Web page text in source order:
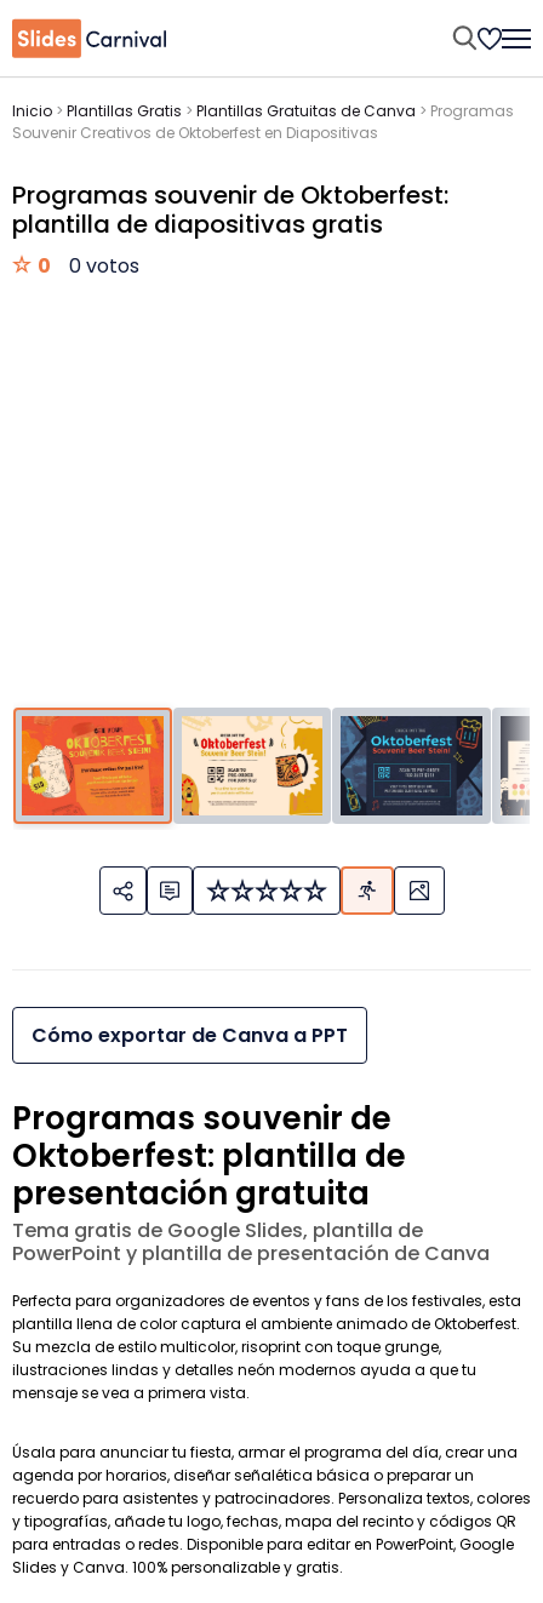
Inicio > Plantillas Gratis > Plantillas Gratuitas de Canva > Programas
Souvenir Creativos de Oktoberfest en Diapositivas
Programas souvenir de Oktoberfest:
plantilla de diapositivas gratis
0 0 votos
Cómo exportar de Canva a PPT
Programas souvenir de
Oktoberfest: plantilla de
presentación gratuita
Tema gratis de Google Slides, plantilla de
PowerPoint y plantilla de presentación de Canva
Perfecta para organizadores de eventos y fans de los festivales, esta
plantilla llena de color captura el ambiente animado de Oktoberfest.
Su mezcla de estilo multicolor, risoprint con toque grunge,
ilustraciones lindas y detalles neón modernos ayuda a que tu
mensaje se vea a primera vista.
Úsala para anunciar tu fiesta, armar el programa del día, crear una
agenda por horarios, diseñar señalética básica o preparar un
recuerdo para asistentes y patrocinadores. Personaliza textos, colores
y tipografías, añade tu logo, fechas, mapa del recinto y códigos QR
para entradas o redes. Disponible para editar en PowerPoint, Google
Slides y Canva. 100% personalizable y gratis.